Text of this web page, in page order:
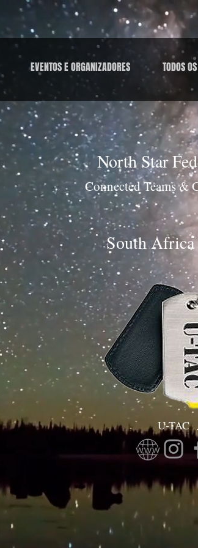
EVENTOS E ORGANIZADORES TODOS
North Star
Connected Teams &
South
U-TAC